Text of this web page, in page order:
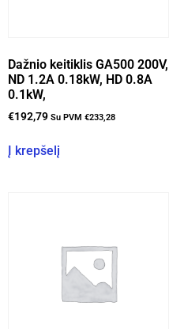
Dažnio keitiklis GA500 200V,
ND 1.2A 0.18kW, HD 0.8A
0.1kW,
€192,79 Su PVM €233,28
Į krepšelį